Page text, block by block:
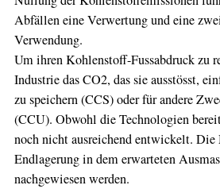
Abfällen eine Verwertung und eine
Verwendung.
Um ihren Kohlenstoff-Fussabdruck zu
Industrie das CO2, das sie ausstösst,
zu speichern (CCS) oder für andere
(CCU). ​Obwohl die Technologien
noch nicht ausreichend entwickelt. ​Die
Endlagerung in dem erwarteten
nachgewiesen werden.